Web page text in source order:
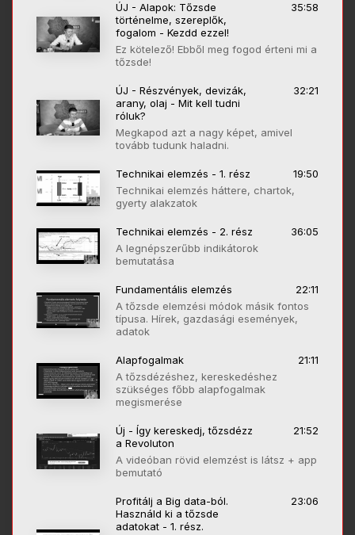
ÚJ - Alapok: Tőzsde
történelme, szereplők,
fogalom - Kezdd ezzel!
35:58
Ez kötelező! Ebből meg fogod érteni mi a
tőzsde!
ÚJ - Részvények, devizák,
arany, olaj - Mit kell tudni
róluk?
32:21
Megkapod azt a nagy képet, amivel
tovább tudunk haladni.
Technikai elemzés - 1. rész
19:50
Technikai elemzés háttere, chartok,
gyerty alakzatok
Technikai elemzés - 2. rész
36:05
A legnépszerűbb indikátorok
bemutatása
Fundamentális elemzés
22:11
A tőzsde elemzési módok másik fontos
típusa. Hírek, gazdasági események,
adatok
Alapfogalmak
21:11
A tőzsdézéshez, kereskedéshez
szükséges főbb alapfogalmak
megismerése
Új - Így kereskedj, tőzsdézz
a Revoluton
21:52
A videóban rövid elemzést is látsz + app
bemutató
Profitálj a Big data-ból.
Használd ki a tőzsde
adatokat - 1. rész.
23:06